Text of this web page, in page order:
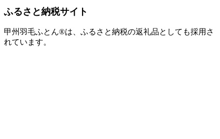
ふるさと納税サイト
甲州羽毛ふとん®は、ふるさと納税の返礼品としても採用さ
れています。